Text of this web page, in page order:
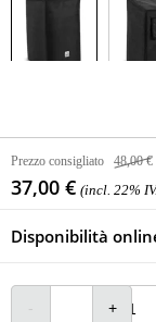
Prezzo consigliato 48,00 €
37,00 € (incl. 22%
Disponibilità